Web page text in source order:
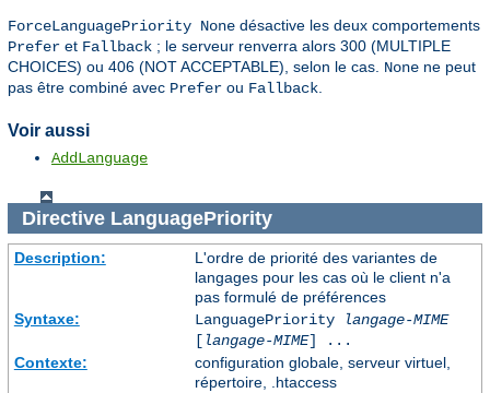
ForceLanguagePriority None désactive les deux comportements
Prefer et Fallback ; le serveur renverra alors 300 (MULTIPLE
CHOICES) ou 406 (NOT ACCEPTABLE), selon le cas. None ne peut
pas être combiné avec Prefer ou Fallback
Voir aussi
AddLanguage
Directive LanguagePriority
Description:
L'ordre de priorité des variantes de
langages pour les cas où le client n'a
pas formulé de préférences
Syntaxe:
LanguagePriority
langage-MIME
[ langage-MIME] ...
Contexte:
configuration globale, serveur virtuel,
répertoire, .htaccess